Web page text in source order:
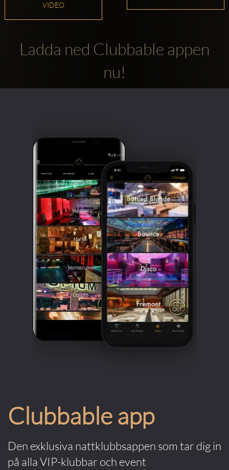
VIDEO
Ladda ned Clubbable appen
nu!
Clubbable app
Den exklusiva nattklubbsappen som tar dig in
på alla VIP-klubbar och event